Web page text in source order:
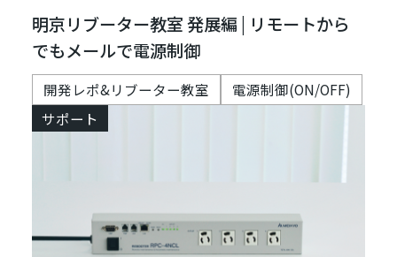
明京リブーター教室 発展編 | リモートから
でもメールで電源制御
開発レポ&リブーター教室
電源制御(ON/OFF)
サポート